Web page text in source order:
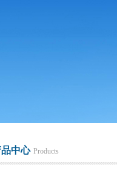
中心 Products